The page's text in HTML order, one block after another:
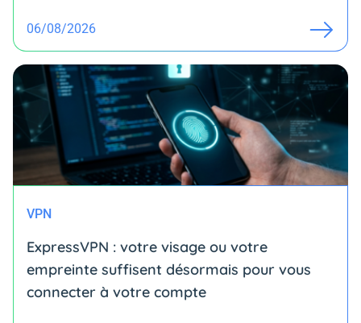
06/08/2026
VPN
ExpressVPN : votre visage ou votre
empreinte suffisent désormais pour vous
connecter à votre compte